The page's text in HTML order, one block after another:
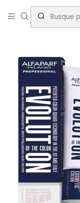
Inicio Alfaparf